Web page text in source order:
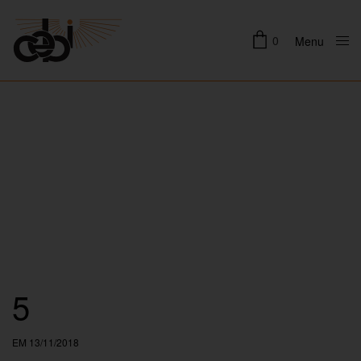
0 Menu
5
EM 13/11/2018